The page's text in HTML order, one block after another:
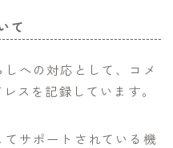
て
への対応として、コメ
スを記録しています。
サポートされている機